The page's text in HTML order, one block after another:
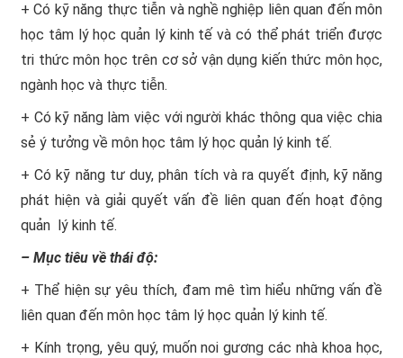
+ Có kỹ năng thực tiễn và nghề nghiệp liên quan đến môn
học tâm lý học quản lý kinh tế và có thể phát triển được
tri thức môn học trên cơ sở vận dụng kiến thức môn học,
ngành học và thực tiễn.
+ Có kỹ năng làm việc với người khác thông qua việc chia
sẻ ý tưởng về môn học tâm lý học quản lý kinh tế.
+ Có kỹ năng tư duy, phân tích và ra quyết định, kỹ năng
phát hiện và giải quyết vấn đề liên quan đến hoạt động
quản lý kinh tế.
– Mục tiêu về thái độ:
+ Thể hiện sự yêu thích, đam mê tìm hiểu những vấn đề
liên quan đến môn học tâm lý học quản lý kinh tế.
+ Kính trọng, yêu quý, muốn noi gương các nhà khoa học,